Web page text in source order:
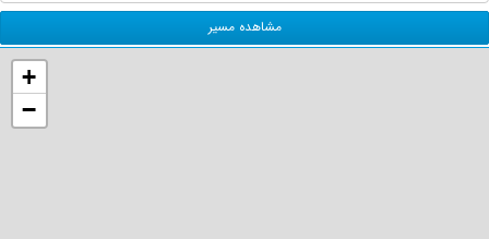
مشاهده مسیر
+
−